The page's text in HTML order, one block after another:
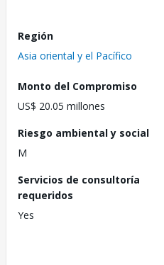
Región
Asia oriental y el Pacífico
Monto del Compromiso
US$ 20.05 millones
Riesgo ambiental y social
M
Servicios de consultoría
requeridos
Yes